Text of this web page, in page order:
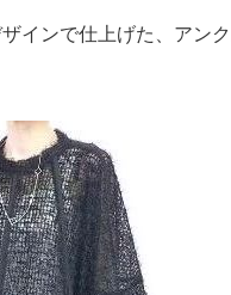
インで仕上げた、アン